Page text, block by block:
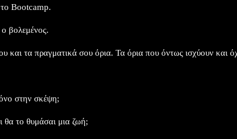
Bootcamp.​
βολεμένος.​
τα πραγματικά σου όρια. Τα όρια που όντως ισχύουν και
στην σκέψη;​
θα το θυμάσαι μια ζωή;​